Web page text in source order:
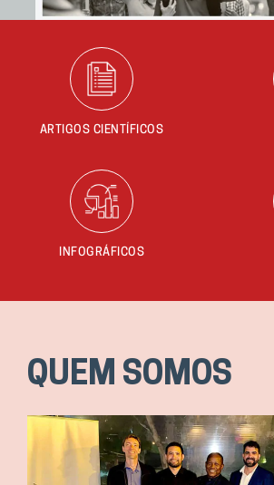
ARTIGOS CIENTÍFICOS
INFOGRÁFICOS
QUEM SOMOS